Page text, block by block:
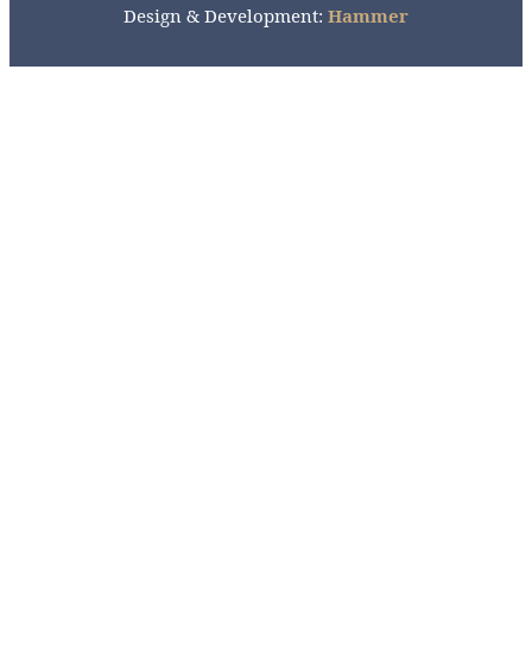
Design & Development: Hammer